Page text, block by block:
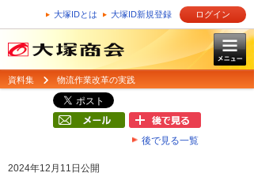
大塚IDとは 大塚ID新規登録 ログイン
資料集 物流作業改革の実践
後で見る一覧
2024年12月11日公開